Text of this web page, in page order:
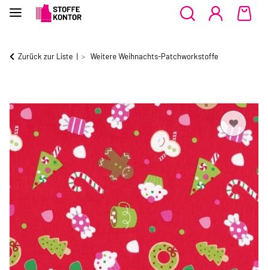
Zurück zur Liste Weitere Weihnachts-Patchworkstoffe